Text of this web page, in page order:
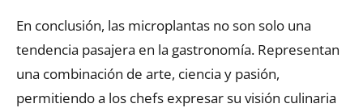
En conclusión, las microplantas no son solo una
tendencia pasajera en la gastronomía. Representan
una combinación de arte, ciencia y pasión,
permitiendo a los chefs expresar su visión culinaria